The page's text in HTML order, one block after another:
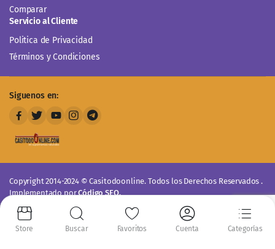
Comparar
Servicio al Cliente
Politica de Privacidad
Términos y Condiciones
Siguenos en:
Copyright 2014-2024 © Casitodoonline. Todos los Derechos Reservados .
Implementado porCódigo SEO.
Aceptamos:
Store Buscar Favoritos Cuenta Categorías